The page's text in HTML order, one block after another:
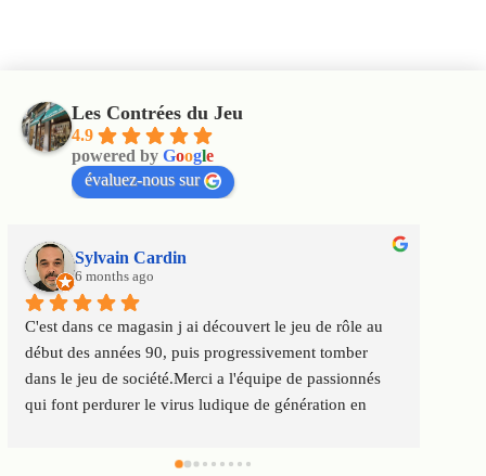
Les Contrées du Jeu
4.9
powered by Google
évaluez-nous sur
Sylvain Cardin
6 months ago
C'est dans ce magasin j ai découvert le jeu de rôle au
début des années 90, puis progressivement tomber
dans le jeu de société.Merci a l'équipe de passionnés
qui font perdurer le virus ludique de génération en